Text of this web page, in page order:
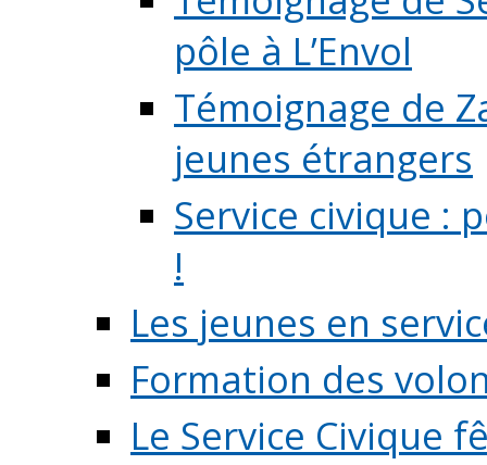
pôle à L’Envol
Témoignage de
jeunes étrangers
Service civique :
!
Les jeunes en
Formation des
Le Service Civique